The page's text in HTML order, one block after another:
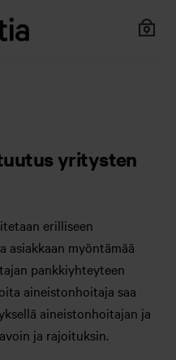
yritysten
erilliseen
asiakkaan myöntämää
pankkiyhteyteen
aineistonhoitaja saa
aineistonhoitajan ja
ja rajoituksin.